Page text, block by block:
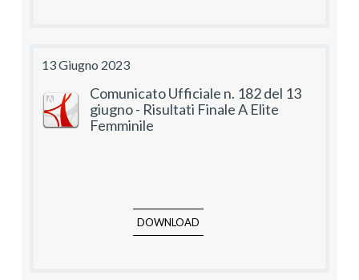
13 Giugno 2023
Comunicato Ufficiale n. 182 del 13
giugno - Risultati Finale A Elite
Femminile
DOWNLOAD